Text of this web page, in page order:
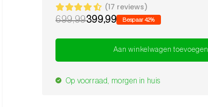
(17 reviews)
699,99399,99 Bespaar 42%
Aan winkelwagen toevoegen
Op voorraad, morgen in huis